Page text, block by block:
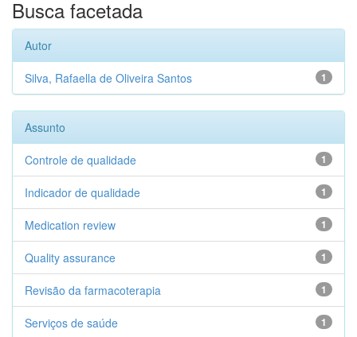
Busca facetada
Autor
1
Silva, Rafaella de Oliveira Santos
Assunto
1
Controle de qualidade
1
Indicador de qualidade
1
Medication review
1
Quality assurance
1
Revisão da farmacoterapia
1
Serviços de saúde